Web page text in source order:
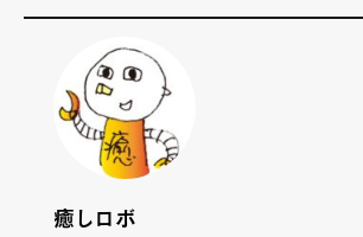
癒しロボ